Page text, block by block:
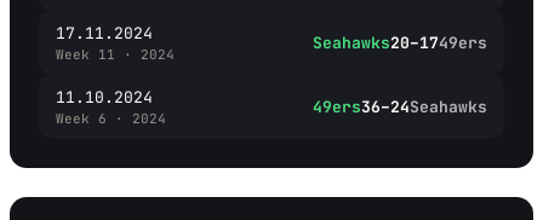
17.11.2024
Week 11 · 2024
Seahawks20–1749ers
11.10.2024
Week 6 · 2024
49ers36–24Seahawks